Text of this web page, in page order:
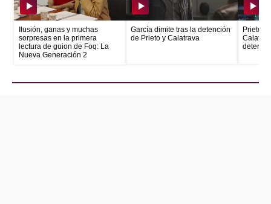
Ilusión, ganas y muchas
sorpresas en la primera
lectura de guion de Foq: La
Nueva Generación 2
García dimite tras la detención
de Prieto y Calatrava
Prieto